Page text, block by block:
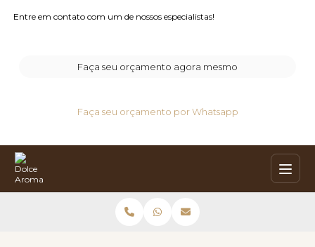
Entre em contato com um de nossos especialistas!
Faça seu orçamento agora mesmo
Faça seu orçamento por Whatsapp